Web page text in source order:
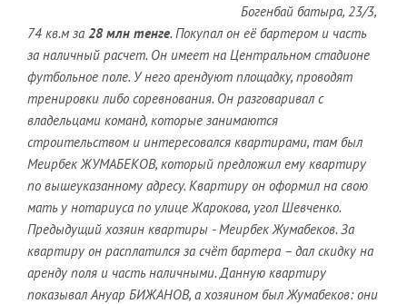
Богенбай батыра, 23/3,
74 кв.м за 28 млн тенге. Покупал он её бартером и часть
за наличный расчет. Он имеет на Центральном стадионе
футбольное поле. У него арендуют площадку, проводят
тренировки либо соревнования. Он разговаривал с
владельцами команд, которые занимаются
строительством и интересовался квартирами, там был
Меирбек ЖУМАБЕКОВ, который предложил ему квартиру
по вышеуказанному адресу. Квартиру он оформил на свою
мать у нотариуса по улице Жарокова, угол Шевченко.
Предыдущий хозяин квартиры - Меирбек Жумабеков. За
квартиру он расплатился за счёт бартера – дал скидку на
аренду поля и часть наличными. Данную квартиру
показывал Ануар БИЖАНОВ, а хозяином был Жумабеков: они